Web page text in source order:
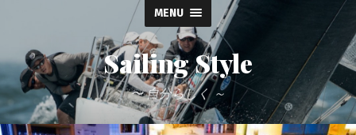
MENU
Sailing Style
〜 自分らしく ～